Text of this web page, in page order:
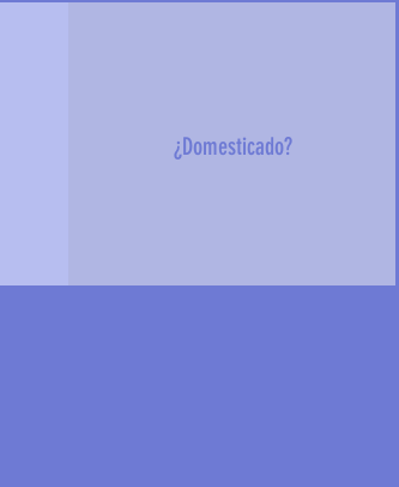
¿Domesticado?